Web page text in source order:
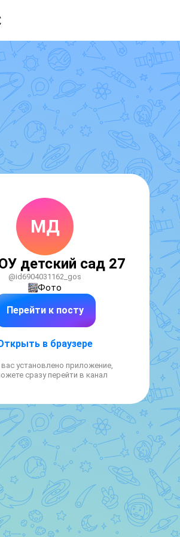
МД
детский сад 27
@id6904031162_gos
Фото
Перейти к посту
в браузере
вас установлено приложение,
сразу перейти в канал